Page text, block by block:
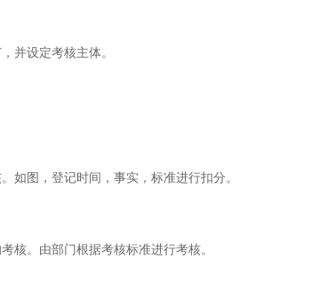
并设定考核主体。
如图，登记时间，事实，标准进行扣分。
核。由部门根据考核标准进行考核。